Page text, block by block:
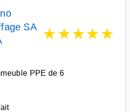
SA
★★★★★
PPE de 6